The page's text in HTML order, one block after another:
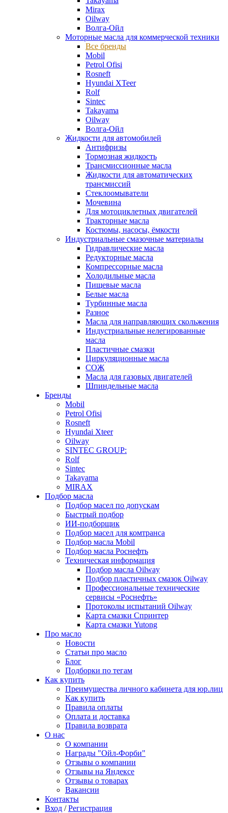
Mirax
Oilway
Волга-Ойл
Моторные масла для коммерческой техники
Все бренды
Mobil
Petrol Ofisi
Rosneft
Hyundai XTeer
Rolf
Sintec
Takayama
Oilway
Волга-Ойл
Жидкости для автомобилей
Антифризы
Тормозная жидкость
Трансмиссионные масла
Жидкости для автоматических
трансмиссий
Стеклоомыватели
Мочевина
Для мотоциклетных двигателей
Тракторные масла
Костюмы, насосы, ёмкости
Индустриальные смазочные материалы
Гидравлические масла
Редукторные масла
Компрессорные масла
Холодильные масла
Пищевые масла
Белые масла
Турбинные масла
Разное
Масла для направляющих скольжения
Индустриальные нелегированные
масла
Пластичные смазки
Циркуляционные масла
СОЖ
Масла для газовых двигателей
Шпиндельные масла
Бренды
Mobil
Petrol Ofisi
Rosneft
Hyundai Xteer
Oilway
SINTEC GROUP:
Rolf
Sintec
Takayama
MIRAX
Подбор масла
Подбор масел по допускам
Быстрый подбор
ИИ-подборщик
Подбор масел для комтранса
Подбор масла Mobil
Подбор масла Роснефть
Техническая информация
Подбор масла Oilway
Подбор пластичных смазок Oilway
Профессиональные технические
сервисы «Роснефть»
Протоколы испытаний Oilway
Карта смазки Спринтер
Карта смазки Yutong
Про масло
Новости
Статьи про масло
Блог
Подборки по тегам
Как купить
Преимущества личного кабинета для юр.лиц
Как купить
Правила оплаты
Оплата и доставка
Правила возврата
О нас
О компании
Награды "Ойл-Форби"
Отзывы о компании
Отзывы на Яндексе
Отзывы о товарах
Вакансии
Контакты
Вход / Регистрация